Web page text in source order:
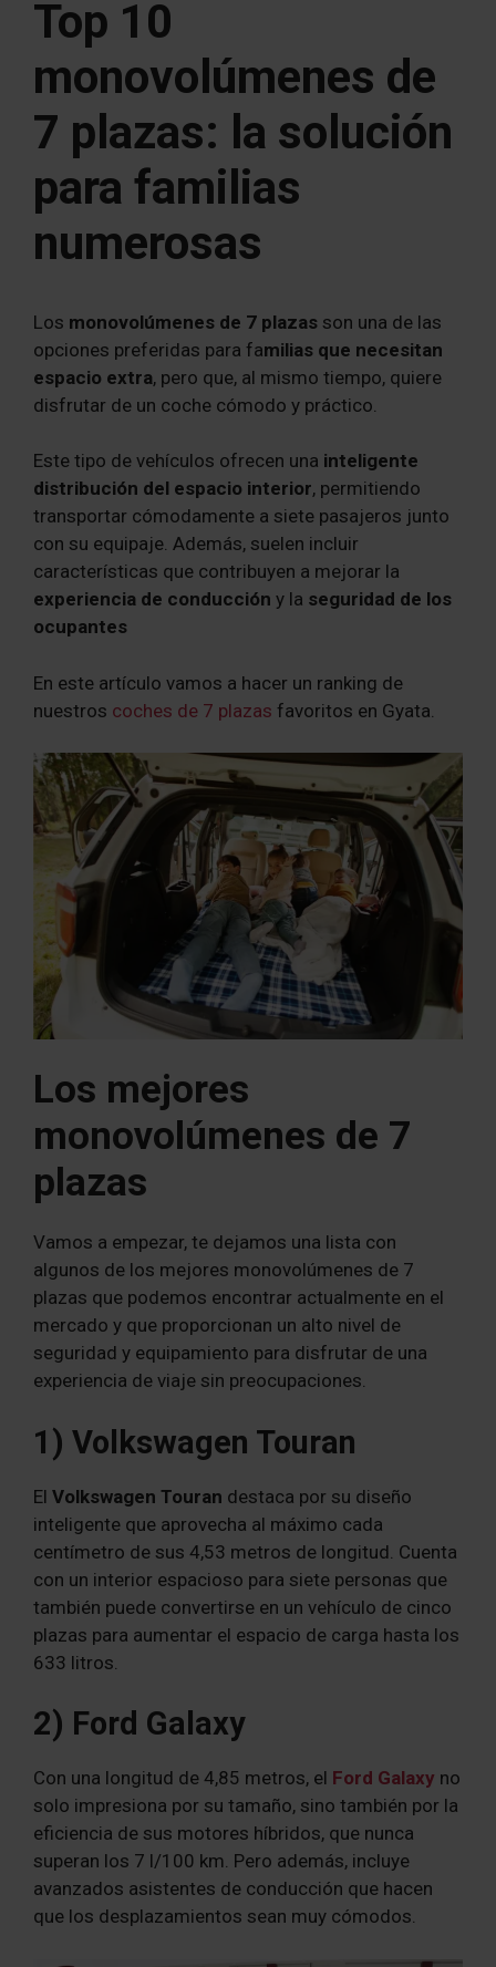
Top 10
monovolúmenes de
7 plazas: la solución
para familias
numerosas
Los monovolúmenes de 7 plazas son una de las
opciones preferidas para familias que necesitan
espacio extra, pero que, al mismo tiempo, quiere
disfrutar de un coche cómodo y práctico.
Este tipo de vehículos ofrecen una inteligente
distribución del espacio interior, permitiendo
transportar cómodamente a siete pasajeros junto
con su equipaje. Además, suelen incluir
características que contribuyen a mejorar la
experiencia de conducción y la seguridad de los
ocupantes
En este artículo vamos a hacer un ranking de
nuestros coches de 7 plazas favoritos en Gyata.
Los mejores
monovolúmenes de 7
plazas
Vamos a empezar, te dejamos una lista con
algunos de los mejores monovolúmenes de 7
plazas que podemos encontrar actualmente en el
mercado y que proporcionan un alto nivel de
seguridad y equipamiento para disfrutar de una
experiencia de viaje sin preocupaciones.
1) Volkswagen Touran
El Volkswagen Touran destaca por su diseño
inteligente que aprovecha al máximo cada
centímetro de sus 4,53 metros de longitud. Cuenta
con un interior espacioso para siete personas que
también puede convertirse en un vehículo de cinco
plazas para aumentar el espacio de carga hasta los
633 litros.
2) Ford Galaxy
Con una longitud de 4,85 metros, el Ford Galaxy no
solo impresiona por su tamaño, sino también por la
eficiencia de sus motores híbridos, que nunca
superan los 7 l/100 km. Pero además, incluye
avanzados asistentes de conducción que hacen
que los desplazamientos sean muy cómodos.